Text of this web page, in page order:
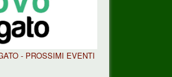
- PROSSIMI EVENTI